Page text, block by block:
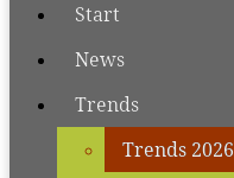
Start
News
Trends
Trends 2026